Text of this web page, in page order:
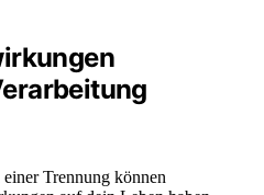
Trennung können